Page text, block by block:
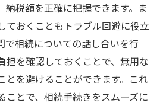
納税額を正確に把握できます。ま
ておくこともトラブル回避に役立
で相続についての話し合いを行
担を確認しておくことで、無用な
とを避けることができます。これ
ことで、相続手続きをスムーズに